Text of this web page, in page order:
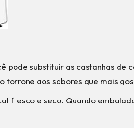
pode substituir as castanhas de
torrone aos sabores que mais
fresco e seco. Quando